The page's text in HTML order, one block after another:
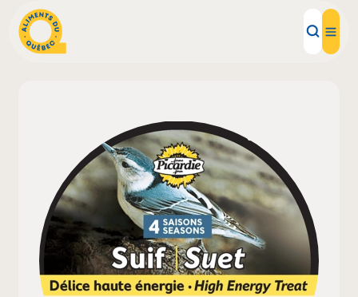
Aliments d'ici
Recettes
Inspirations d'ici
Restaurants